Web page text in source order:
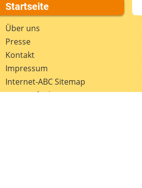
Startseite
Über uns
Presse
Kontakt
Impressum
Internet-ABC Sitemap
Barrierefreiheit